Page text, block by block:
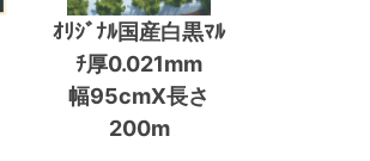
ｵﾘｼﾞﾅﾙ国産白黒ﾏﾙ
ﾁ厚0.021mm
幅95cmX長さ
200m